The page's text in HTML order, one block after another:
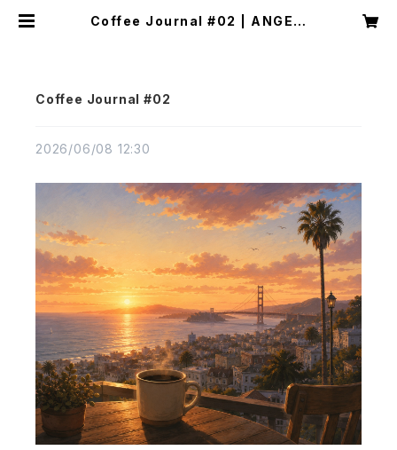
Coffee Journal #02 | ANGELI
Coffee Journal #02
2026/06/08 12:30